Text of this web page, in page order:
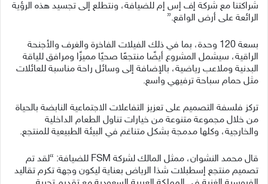
شراكتنا مع شركة إف إس إم للضيافة، ونتطلع إلى تجسيد هذه الرؤية
الرائعة على أرض الواقع.”
بسعة 120 وحدة، بما في ذلك الفيلات الفاخرة والغرف والأجنحة
الراقية، سيشمل المشروع أيضًا منتجعًا صحيًا مميزًا ومرافق للياقة
البدنية وملاعب رياضية، بالإضافة إلى وسائل راحة مناسبة للعائلات
مثل حمام سباحة ترفيهي واسع.
تركز فلسفة التصميم على تعزيز التفاعلات الاجتماعية النابضة بالحياة
من خلال مجموعة متنوعة من خيارات تناول الطعام الداخلية
والخارجية، وكلها مدمجة بشكل متناغم في البيئة الطبيعية للمنتجع.
قال محمد النشوان، ممثل المالك لشركة FSM للضيافة: “لقد تم
تصميم منتجع إسطبلات شذا الرياض بعناية ليكون وجهة تكرم تقاليد